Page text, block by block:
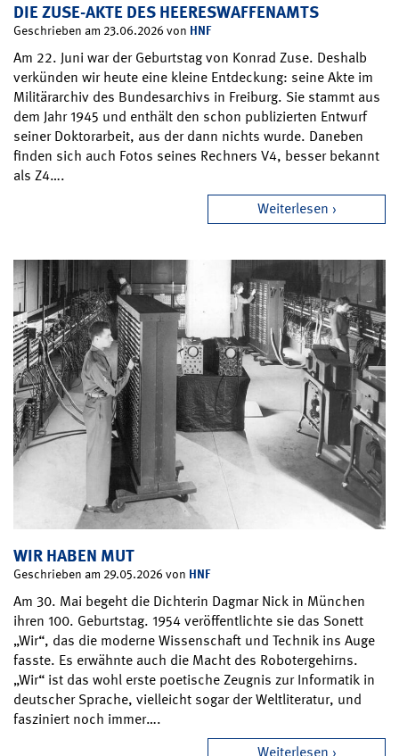
DIE ZUSE-AKTE DES HEERESWAFFENAMTS
Geschrieben am 23.06.2026 von HNF
Am 22. Juni war der Geburtstag von Konrad Zuse. Deshalb
verkünden wir heute eine kleine Entdeckung: seine Akte im
Militärarchiv des Bundesarchivs in Freiburg. Sie stammt aus
dem Jahr 1945 und enthält den schon publizierten Entwurf
seiner Doktorarbeit, aus der dann nichts wurde. Daneben
finden sich auch Fotos seines Rechners V4, besser bekannt
als Z4….
Weiterlesen
WIR HABEN MUT
Geschrieben am 29.05.2026 von HNF
Am 30. Mai begeht die Dichterin Dagmar Nick in München
ihren 100. Geburtstag. 1954 veröffentlichte sie das Sonett
„Wir“, das die moderne Wissenschaft und Technik ins Auge
fasste. Es erwähnte auch die Macht des Robotergehirns.
„Wir“ ist das wohl erste poetische Zeugnis zur Informatik in
deutscher Sprache, vielleicht sogar der Weltliteratur, und
fasziniert noch immer….
Weiterlesen